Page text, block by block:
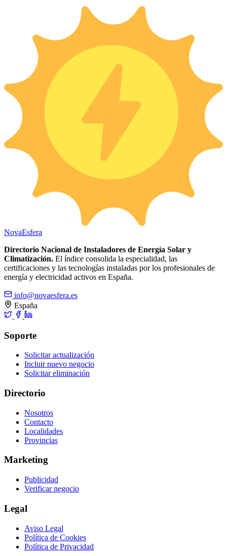
NovaEsfera
Directorio Nacional de Instaladores de Energía Solar y
Climatización. El índice consolida la especialidad, las
certificaciones y las tecnologías instaladas por los profesionales de
energía y electricidad activos en España.
info@novaesfera.es
España
Soporte
Solicitar actualización
Incluir nuevo negocio
Solicitar eliminación
Directorio
Nosotros
Contacto
Localidades
Provincias
Marketing
Publicidad
Verificar negocio
Legal
Aviso Legal
Política de Cookies
Política de Privacidad